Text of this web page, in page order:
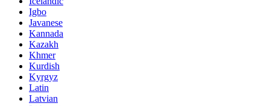
Igbo
Javanese
Kannada
Kazakh
Khmer
Kurdish
Kyrgyz
Latin
Latvian